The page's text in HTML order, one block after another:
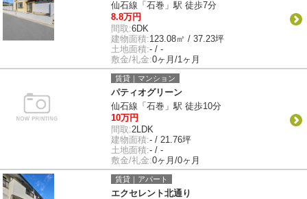
仙石線「石巻」駅 徒歩7分
8.8万円
間取:6DK
建物面積:123.08㎡ / 37.23坪
土地面積:- / -
敷金/礼金:0ヶ月/1ヶ月
賃貸｜マンション
パティオグリーン
仙石線「石巻」駅 徒歩10分
10万円
間取:2LDK
建物面積:- / 21.76坪
土地面積:- / -
敷金/礼金:0ヶ月/0ヶ月
賃貸｜アパート
エクセレント北通り